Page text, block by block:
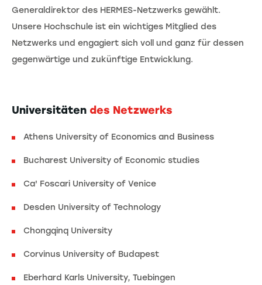
Generaldirektor des HERMES-Netzwerks gewählt.
Unsere Hochschule ist ein wichtiges Mitglied des
Netzwerks und engagiert sich voll und ganz für dessen
gegenwärtige und zukünftige Entwicklung.
Universitäten des Netzwerks
Athens University of Economics and Business
Bucharest University of Economic studies
Ca' Foscari University of Venice
Desden University of Technology
Chongqinq University
Corvinus University of Budapest
Eberhard Karls University, Tuebingen